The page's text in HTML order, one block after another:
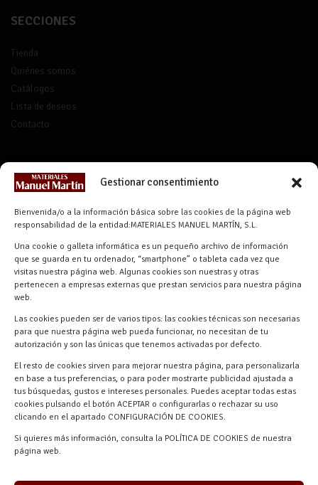
Gestionar consentimiento
Bienvenida/o a la información básica sobre las cookies de la página web
responsabilidad de la entidad:MATERIALES MANUEL MARTÍN, S.L.
Una cookie o galleta informática es un pequeño archivo de información
que se guarda en tu ordenador, “smartphone” o tableta cada vez que
visitas nuestra página web. Algunas cookies son nuestras y otras
pertenecen a empresas externas que prestan servicios para nuestra página
web.
Las cookies pueden ser de varios tipos: las cookies técnicas son necesarias
para que nuestra página web pueda funcionar, no necesitan de tu
autorización y son las únicas que tenemos activadas por defecto.
El resto de cookies sirven para mejorar nuestra página, para personalizarla
en base a tus preferencias, o para poder mostrarte publicidad ajustada a
tus búsquedas, gustos e intereses personales. Puedes aceptar todas estas
cookies pulsando el botón ACEPTAR o configurarlas o rechazar su uso
clicando en el apartado CONFIGURACIÓN DE COOKIES.
Si quieres más información, consulta la POLÍTICA DE COOKIES de nuestra
página web.
SECCIONES
Tienda
Quiénes somos
Catálogos
Lista de deseos
Contacto
CONTACTO
info@materialesmanuelmartin.com
921 57 52 29
618 59 79 72 (Solo WhatsApp)
Materiales Manuel Martín Ctra.
Turégano-Navas de Oro, 47, 40280
Navalmanzano, Segovia, ESPAÑA
Materiales Manuel Martín © 2026 |
Desarrollado por